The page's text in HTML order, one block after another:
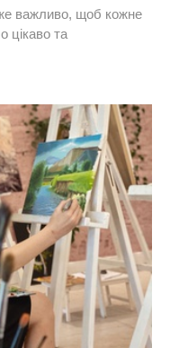
важливо, щоб кожне
цікаво та